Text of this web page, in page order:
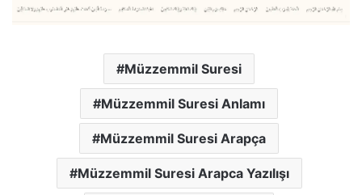
Müzzemmil Suresi
Müzzemmil Suresi Anlamı
Müzzemmil Suresi Arapça
Müzzemmil Suresi Arapca Yazılışı